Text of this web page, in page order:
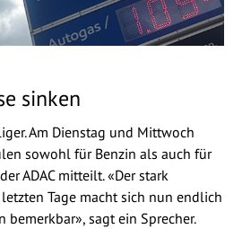
sinken
Am Dienstag und Mittwoch
sowohl für Benzin als auch für
ADAC mitteilt. «Der stark
Tage macht sich nun endlich
bemerkbar», sagt ein Sprecher.